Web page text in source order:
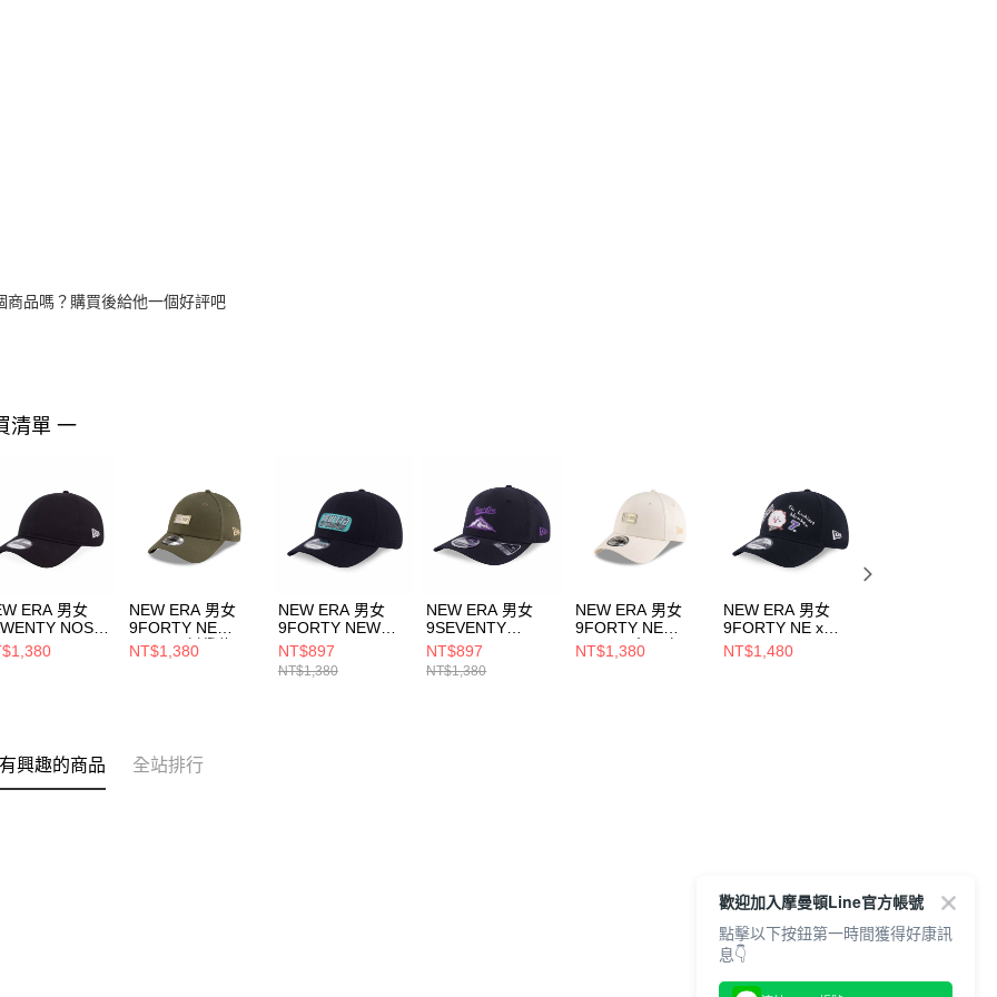
商品嗎？購買後給他一個好評吧
清單 一
ERA 男女
NOS
NEW ERA 男女
9FORTY NE
BADGE 橄欖綠
NE60595305
NT$1,380
NEW ERA 男女
9FORTY NEW
ERA CAP
COMPANY NE 黑
NE14499985
NT$897
NT$1,380
NEW ERA 男女
9SEVENTY
FISHNET NE 黑
NE14499879
NT$897
NT$1,380
NEW ERA 男女
9FORTY NE
BADGE 象牙白
NE60595306
NT$1,380
NEW ERA 男女
9FORTY NE x
BT21 RJ 黑
NE14901007
NT$1,480
興趣的商品 全站排行
歡迎加入摩曼頓Line官方帳號
點擊以下按鈕第一時間獲得好康訊
息👇